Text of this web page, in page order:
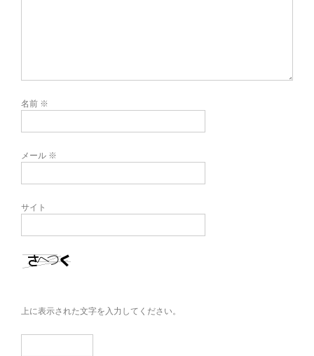
名前 ※
メール ※
サイト
上に表示された文字を入力してください。